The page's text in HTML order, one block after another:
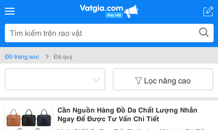
Đồ trang sức Đá quý
Lọc nâng cao
Cần Nguồn Hàng Đồ Da Chất Lượng Nhắn
Ngay Để Được Tư Vấn Chi Tiết